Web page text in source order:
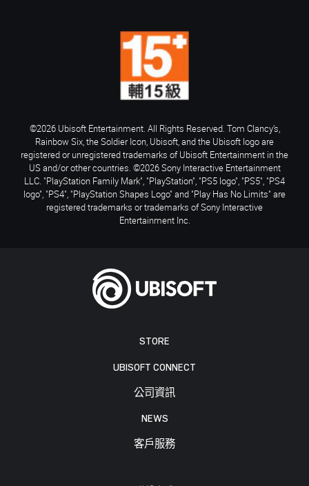
STORE
UBISOFT CONNECT
公司資訊
NEWS
客戶服務
©2026 Ubisoft Entertainment. All Rights Reserved. Tom Clancy’s,
Rainbow Six, the Soldier Icon, Ubisoft, and the Ubisoft logo are
registered or unregistered trademarks of Ubisoft Entertainment in the
US and/or other countries. ©2026 Sony Interactive Entertainment
LLC. "PlayStation Family Mark", "PlayStation", "PS5 logo", "PS5", "PS4
logo", "PS4", "PlayStation Shapes Logo" and "Play Has No Limits" are
registered trademarks or trademarks of Sony Interactive
Entertainment Inc.